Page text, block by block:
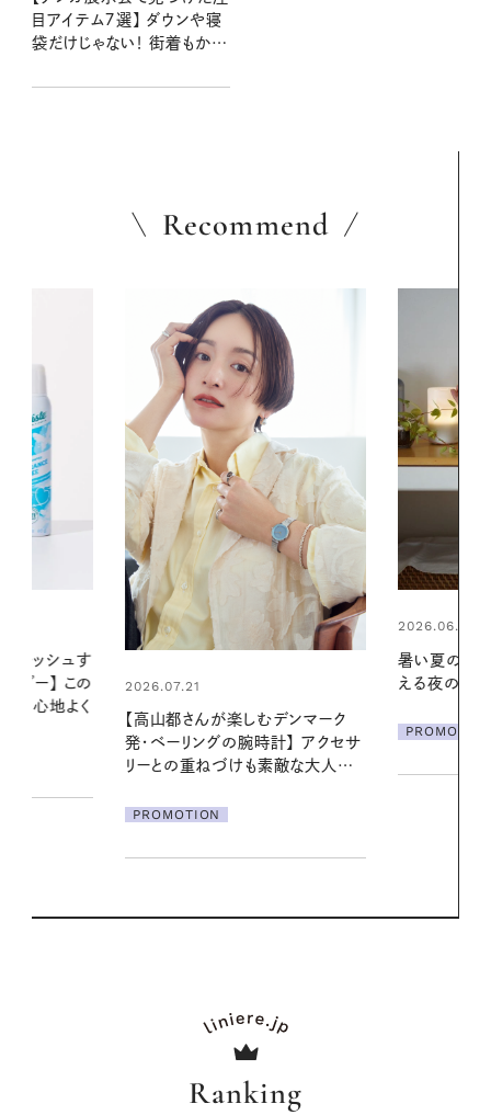
目アイテム７選】 ダウンや寝
袋だけじゃない！ 街着もかわ
押し！：2025年春夏新作
Recommend
2026.06.01
える夜の爽やかご褒美ケア
PROMOTION
2026.06.01
真夏に向け
やりジェルと
ア
Ranking